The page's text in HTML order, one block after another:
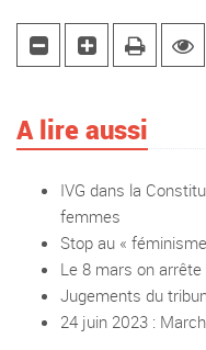
A lire aussi
IVG dans la
femmes
Stop au «
Le 8 mars on
Jugements du
24 juin 2023 :